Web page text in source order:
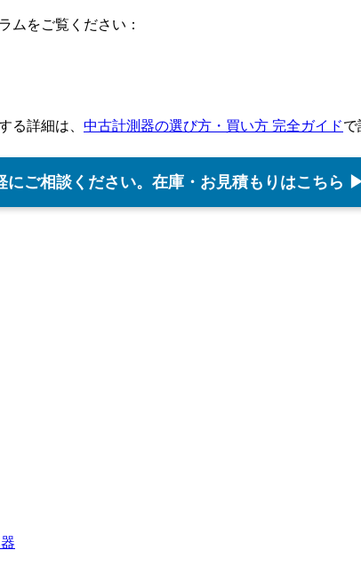
ムをご覧ください：
る詳細は、 中古計測器の選び方・買い方 完全ガイドで
にご相談ください。在庫・お見積もりはこちら